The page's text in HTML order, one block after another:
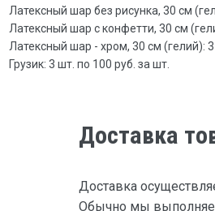
Латексный шар без рисунка, 30 см
Латексный шар с конфетти, 30 см
Латексный шар - хром, 30 см (гелий):
Грузик: 3 шт. по 100 руб. за шт.
Доставка
Доставка
Обычно мы